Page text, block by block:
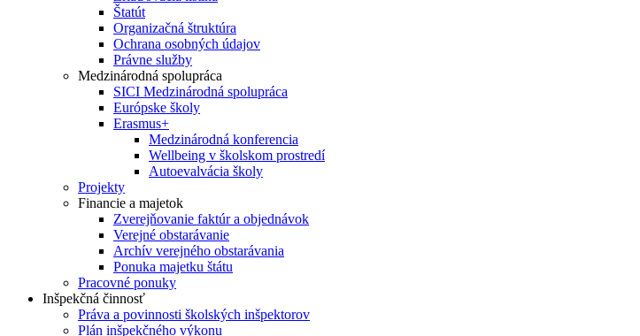
Štatút
Organizačná štruktúra
Ochrana osobných údajov
Právne služby
Medzinárodná spolupráca
SICI Medzinárodná spolupráca
Európske školy
Erasmus+
Medzinárodná konferencia
Wellbeing v školskom prostredí
Autoevalvácia školy
Projekty
Financie a majetok
Zverejňovanie faktúr a objednávok
Verejné obstarávanie
Archív verejného obstarávania
Ponuka majetku štátu
Pracovné ponuky
Inšpekčná činnosť
Práva a povinnosti školských inšpektorov
Plán inšpekčného výkonu